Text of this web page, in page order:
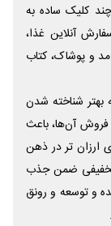
کلیک ساده به
آنلاین غذا،
مد و پوشاک، کتاب
بهتر شناخته شدن
فروش آن‌ها، باعث
ارزان تر در ذهن
ضمن جذب
و توسعه و رونق